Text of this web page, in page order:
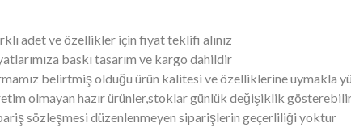
adet ve özellikler için fiyat teklifi alınız
baskı tasarım ve kargo dahildir
belirtmiş olduğu ürün kalitesi ve özelliklerine uymakla
olmayan hazır ürünler,stoklar günlük değişiklik
sözleşmesi düzenlenmeyen siparişlerin geçerliliği yoktur